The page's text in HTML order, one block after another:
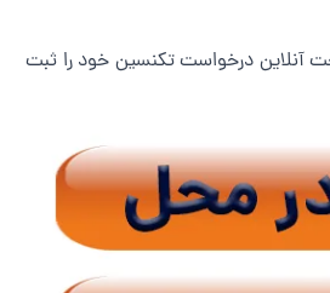
آنلاین درخواست تکنسین خود را ثبت